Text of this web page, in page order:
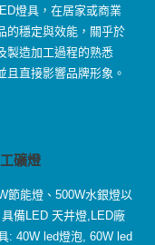
燈具，在居家或商業
的穩定與效能，關乎於
製造加工過程的熟悉
且直接影響品牌形象。
礦燈
節能燈、500W水銀燈以
備LED 天井燈,LED廠
: 40W led燈泡, 60W led